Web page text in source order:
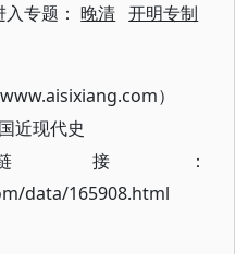
专题：晚清 开明专制
）
近现代史
接：
data/165908.html